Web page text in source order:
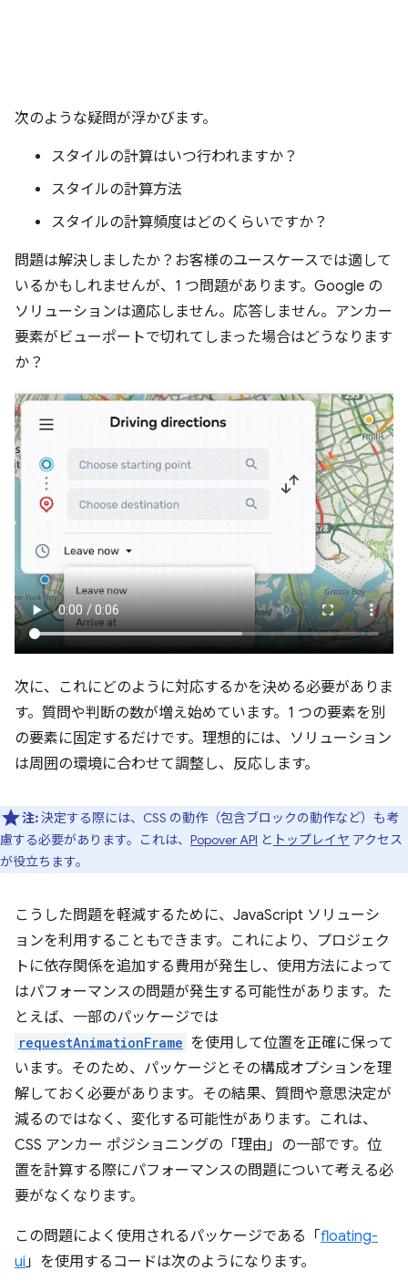
次のような疑問が浮かびます。
スタイルの計算はいつ行われますか？
スタイルの計算方法
スタイルの計算頻度はどのくらいですか？
問題は解決しましたか？お客様のユースケースでは適して
いるかもしれませんが、1 つ問題があります。Google の
ソリューションは適応しません。応答しません。アンカー
要素がビューポートで切れてしまった場合はどうなります
か？
次に、これにどのように対応するかを決める必要がありま
す。質問や判断の数が増え始めています。1 つの要素を別
の要素に固定するだけです。理想的には、ソリューション
は周囲の環境に合わせて調整し、反応します。
注:決定する際には、CSS の動作（包含ブロックの動作など）も考
慮する必要があります。これは、 Popover API と トップレイヤ アクセス
が役立ちます。
こうした問題を軽減するために、JavaScript ソリューシ
ョンを利用することもできます。これにより、プロジェク
トに依存関係を追加する費用が発生し、使用方法によって
はパフォーマンスの問題が発生する可能性があります。た
とえば、一部のパッケージでは
requestAnimationFrame を使用して位置を正確に保って
います。そのため、パッケージとその構成オプションを理
解しておく必要があります。その結果、質問や意思決定が
減るのではなく、変化する可能性があります。これは、
CSS アンカー ポジショニングの「理由」の一部です。位
置を計算する際にパフォーマンスの問題について考える必
要がなくなります。
この問題によく使用されるパッケージである「floating-
ui」を使用するコードは次のようになります。